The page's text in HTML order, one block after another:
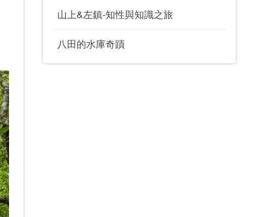
山上&左鎮-知性與知識之旅
八田的水庫奇蹟